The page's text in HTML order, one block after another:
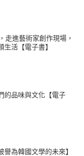
專任教師，現為中台
主編《成為基督徒：
《神學的波瀾與壯闊》
與存在相屬的神學》
知與愛》（新北：台灣
新北：台灣基文，
），《神學的阿基米
走進藝術家創作現場，
活【電子書】
的品味與文化【電子
為韓國文學的未來】